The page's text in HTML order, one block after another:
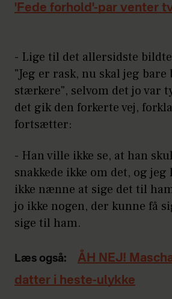
'Fede forhold'-par venter
- Lige til det allersidste
"Jeg er rask, nu skal jeg bare
stærkere", selvom det jo var
det gik den forkerte vej,
fortsætter:
- Han ville ikke se, at han
snakkede ikke om det, og
ikke nænne at sige det til
jo ikke nogen, der kunne få
sige til ham.
Læs også:
ÅH NEJ!
datter i heste-ulykke